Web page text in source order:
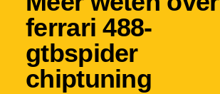
ferrari 488-
gtbspider
chiptuning